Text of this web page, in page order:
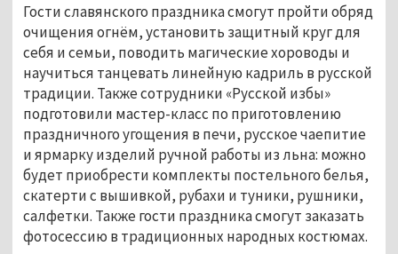
Гости славянского праздника смогут пройти обряд
очищения огнём, установить защитный круг для
себя и семьи, поводить магические хороводы и
научиться танцевать линейную кадриль в русской
традиции. Также сотрудники «Русской избы»
подготовили мастер-класс по приготовлению
праздничного угощения в печи, русское чаепитие
и ярмарку изделий ручной работы из льна: можно
будет приобрести комплекты постельного белья,
скатерти с вышивкой, рубахи и туники, рушники,
салфетки. Также гости праздника смогут заказать
фотосессию в традиционных народных костюмах.